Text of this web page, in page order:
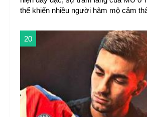
thể khiến nhiều người hâm mộ cảm
20